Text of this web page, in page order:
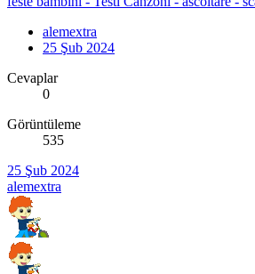
alemextra
25 Şub 2024
Cevaplar
0
Görüntüleme
535
25 Şub 2024
alemextra